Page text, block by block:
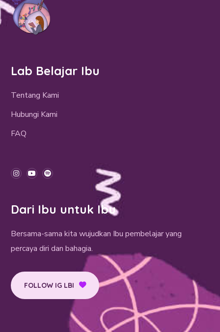
Lab Belajar Ibu
Tentang Kami
Hubungi Kami
FAQ
Dari Ibu untuk Ibu
Bersama-sama kita wujudkan Ibu pembelajar yang
percaya diri dan bahagia.
FOLLOW IG LBI